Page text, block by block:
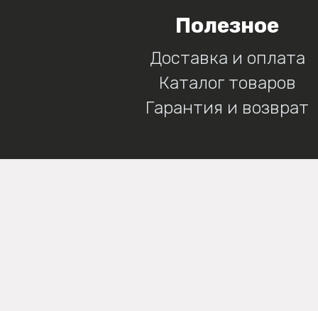
Полезное
Доставка и оплата
Каталог товаров
Гарантия и возврат